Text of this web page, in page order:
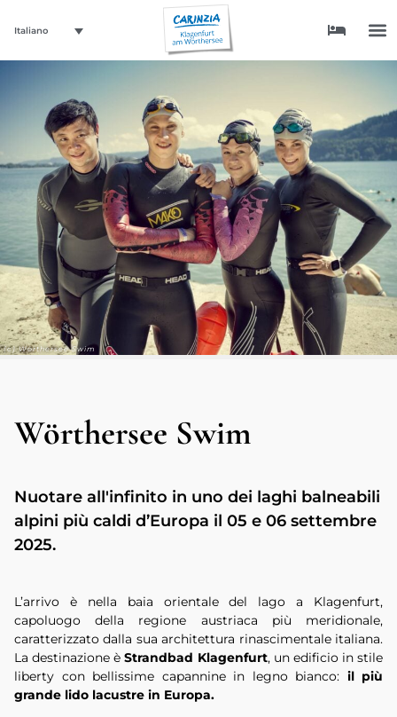
Italiano
(c) Wörthersee Swim
Wörthersee Swim
Nuotare all'infinito in uno dei laghi balneabili
alpini più caldi d’Europa il 05 e 06 settembre
2025.
L’arrivo è nella baia orientale del lago a Klagenfurt,
capoluogo della regione austriaca più meridionale,
caratterizzato dalla sua architettura rinascimentale italiana.
La destinazione èStrandbad Klagenfurt, un edificio in stile
liberty con bellissime capannine in legno bianco: il più
grande lido lacustre in Europa.